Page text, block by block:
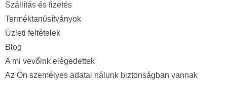
Szállítás és fizetés
Terméktanúsítványok
Üzleti feltételek
Blog
A mi vevőink elégedettek
Az Ön személyes adatai nálunk biztonságban vannak